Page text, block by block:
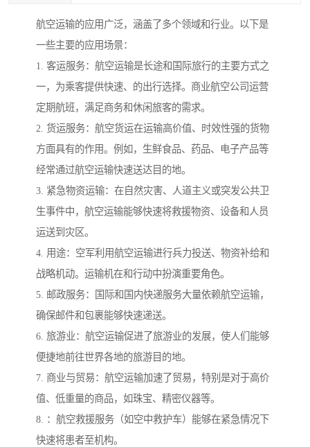
航空运输的应用广泛，涵盖了多个领域和行业。以下是
一些主要的应用场景：
1. 客运服务：航空运输是长途和国际旅行的主要方式之
一，为乘客提供快速、的出行选择。商业航空公司运营
定期航班，满足商务和休闲旅客的需求。
2. 货运服务：航空货运在运输高价值、时效性强的货物
方面具有的作用。例如，生鲜食品、药品、电子产品等
经常通过航空运输快速送达目的地。
3. 紧急物资运输：在自然灾害、人道主义或突发公共卫
生事件中，航空运输能够快速将救援物资、设备和人员
运送到灾区。
4. 用途：空军利用航空运输进行兵力投送、物资补给和
战略机动。运输机在和行动中扮演重要角色。
5. 邮政服务：国际和国内快递服务大量依赖航空运输，
确保邮件和包裹能够快速递送。
6. 旅游业：航空运输促进了旅游业的发展，使人们能够
便捷地前往世界各地的旅游目的地。
7. 商业与贸易：航空运输加速了贸易，特别是对于高价
值、低重量的商品，如珠宝、精密仪器等。
8. ：航空救援服务（如空中救护车）能够在紧急情况下
快速将患者至机构。